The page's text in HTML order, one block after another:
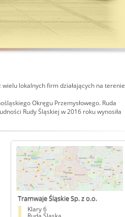
lokalnych firm działających na terenie
Okręgu Przemysłowego. Ruda
Rudy Śląskiej w 2016 roku wynosiła
Tramwaje Śląskie Sp. z o.o.
Podstacja
Klary 6